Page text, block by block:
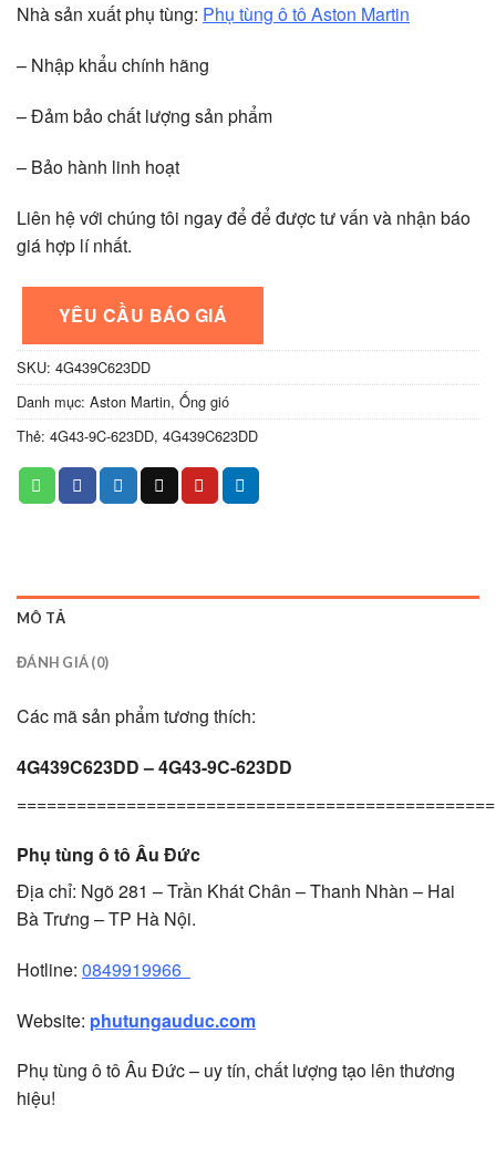
Nhà sản xuất phụ tùng: Phụ tùng ô tô Aston Martin
– Nhập khẩu chính hãng
– Đảm bảo chất lượng sản phẩm
– Bảo hành linh hoạt
Liên hệ với chúng tôi ngay để để được tư vấn và nhận báo
giá hợp lí nhất.
YÊU CẦU BÁO GIÁ
SKU: 4G439C623DD
Danh mục: Aston Martin, Ống gió
Thẻ: 4G43-9C-623DD, 4G439C623DD
MÔ TẢ
ĐÁNH GIÁ (0)
Các mã sản phẩm tương thích:
4G439C623DD – 4G43-9C-623DD
Phụ tùng ô tô Âu Đức
Địa chỉ: Ngõ 281 – Trần Khát Chân – Thanh Nhàn – Hai
Bà Trưng – TP Hà Nội.
Hotline: 0849919966
Website: phutungauduc.com
Phụ tùng ô tô Âu Đức – uy tín, chất lượng tạo lên thương
hiệu!